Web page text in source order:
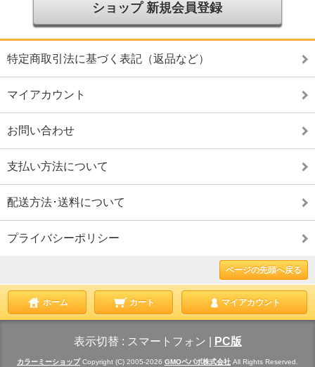
ショップ 新規会員登録
特定商取引法に基づく表記（返品など）
マイアカウント
お問い合わせ
支払い方法について
配送方法･送料について
プライバシーポリシー
ページの先頭へ戻る
ホーム カート マイアカウント
表示切替 : スマートフォン PC版
カラーミーショップCopyright (C) 2005-2026 GMOペパボ株式会社 All Rights Reserved.